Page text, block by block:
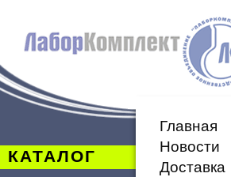
КАТАЛОГ
Главная
Новости
Доставка